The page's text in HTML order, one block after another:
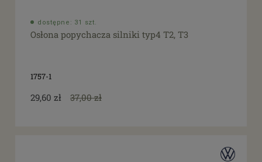
dostępne: 31 szt.
Osłona popychacza silniki typ4 T2, T3
1757-1
29,60 zł 37,00 zł